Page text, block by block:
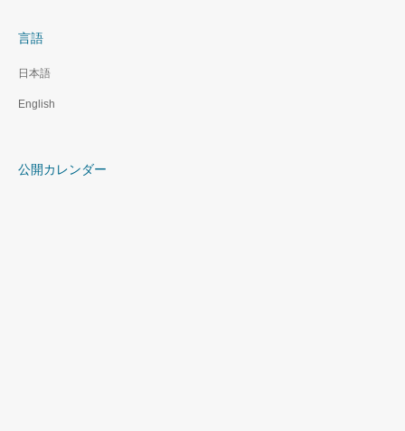
言語
日本語
English
公開カレンダー